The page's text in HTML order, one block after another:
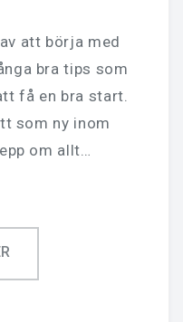
att börja med
bra tips som
få en bra start.
som ny inom
om allt…